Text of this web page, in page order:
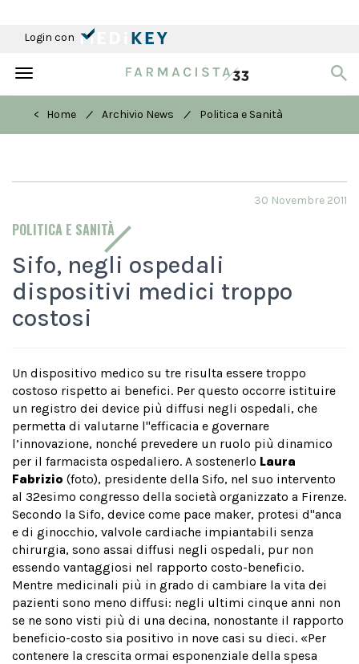
Login con
Toggle
< Home
/ Archivio News / Politica e Sanità
POLITICA E SANITÀ
30 Novembre 2011
Sifo, negli ospedali
dispositivi medici troppo
costosi
Un dispositivo medico su tre risulta essere troppo
costoso rispetto ai benefici. Per questo occorre istituire
un registro dei device più diffusi negli ospedali, che
permetta di valutarne l''efficacia e governare
l’innovazione, nonché prevedere un ruolo più dinamico
per il farmacista ospedaliero. A sostenerlo Laura
Fabrizio (foto), presidente della Sifo, nel suo intervento
al 32esimo congresso della società organizzato a Firenze.
Secondo la Sifo, device come pace maker, protesi d''anca
e di ginocchio, valvole cardiache impiantabili senza
chirurgia, sono assai diffusi negli ospedali, pur non
essendo vantaggiosi nel rapporto costo-beneficio.
Mentre medicinali più in grado di cambiare la vita dei
pazienti sono meno diffusi: negli ultimi cinque anni non
se ne sono visti più di una decina, nonostante il rapporto
beneficio-costo sia positivo in nove casi su dieci. «Per
contenere la crescita ormai esponenziale della spesa